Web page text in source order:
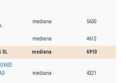
mediana 5630
mediana 4612
SL mediana 6910
mediana 4321